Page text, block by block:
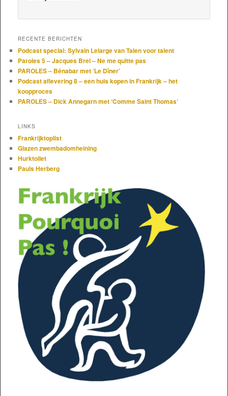
RECENTE BERICHTEN
Podcast special: Sylvain Lelarge van Talen voor talent
Paroles 5 – Jacques Brel – Ne me quitte pas
PAROLES – Bénabar met ‘Le Dîner’
Podcast aflevering 8 – een huis kopen in Frankrijk – het
koopproces
PAROLES – Dick Annegarn met ‘Comme Saint Thomas’
LINKS
Frankrijktoplist
Glazen zwembadomheining
Hurktoilet
Pauls Herberg